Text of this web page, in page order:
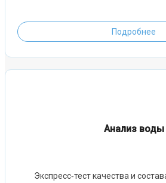
Подробнее
Анализ воды
Экспресс‑тест качества и